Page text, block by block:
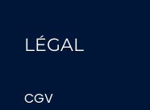
LÉGAL
CGV